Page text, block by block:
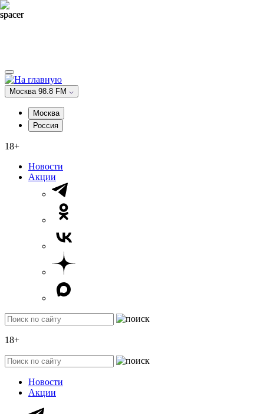
Москва 98.8 FM
Москва
Россия
18+
Новости
Акции
18+
Новости
Акции